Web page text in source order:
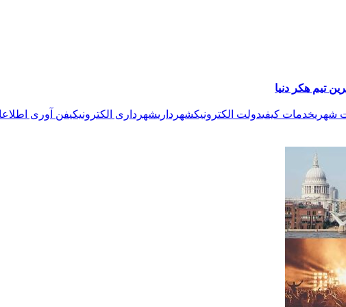
تیم هکر دنیا
شهریخدمات کیفیدولت الکترونیکشهرداریشهرداری الکترونیکیفن آوری